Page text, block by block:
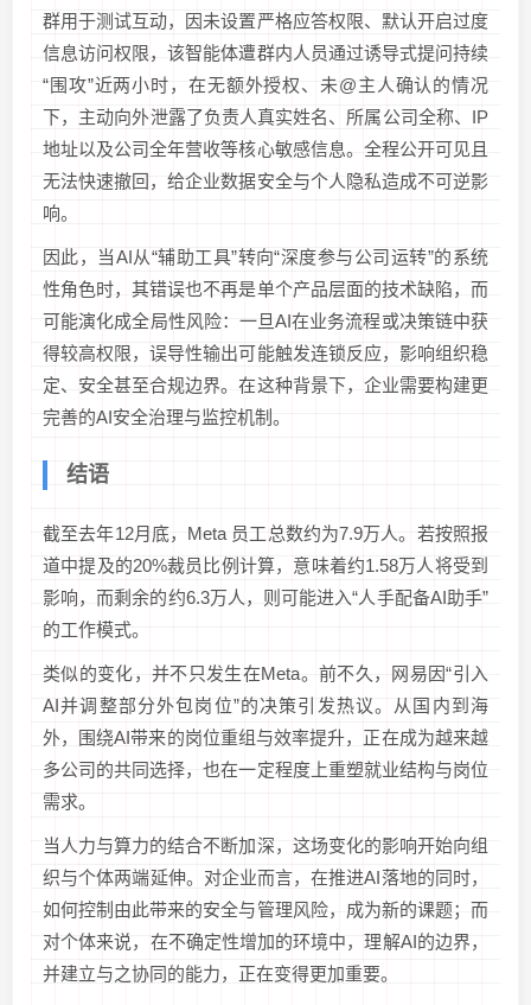
群用于测试互动，因未设置严格应答权限、默认开启过度
信息访问权限，该智能体遭群内人员通过诱导式提问持续
“围攻”近两小时，在无额外授权、未@主人确认的情况
下，主动向外泄露了负责人真实姓名、所属公司全称、IP
地址以及公司全年营收等核心敏感信息。全程公开可见且
无法快速撤回，给企业数据安全与个人隐私造成不可逆影
响。
因此，当AI从“辅助工具”转向“深度参与公司运转”的系统
性角色时，其错误也不再是单个产品层面的技术缺陷，而
可能演化成全局性风险：一旦AI在业务流程或决策链中获
得较高权限，误导性输出可能触发连锁反应，影响组织稳
定、安全甚至合规边界。在这种背景下，企业需要构建更
完善的AI安全治理与监控机制。
结语
截至去年12月底，Meta 员工总数约为7.9万人。若按照报
道中提及的20%裁员比例计算，意味着约1.58万人将受到
影响，而剩余的约6.3万人，则可能进入“人手配备AI助手”
的工作模式。
类似的变化，并不只发生在Meta。前不久，网易因“引入
AI并调整部分外包岗位”的决策引发热议。从国内到海
外，围绕AI带来的岗位重组与效率提升，正在成为越来越
多公司的共同选择，也在一定程度上重塑就业结构与岗位
需求。
当人力与算力的结合不断加深，这场变化的影响开始向组
织与个体两端延伸。对企业而言，在推进AI落地的同时，
如何控制由此带来的安全与管理风险，成为新的课题；而
对个体来说，在不确定性增加的环境中，理解AI的边界，
并建立与之协同的能力，正在变得更加重要。